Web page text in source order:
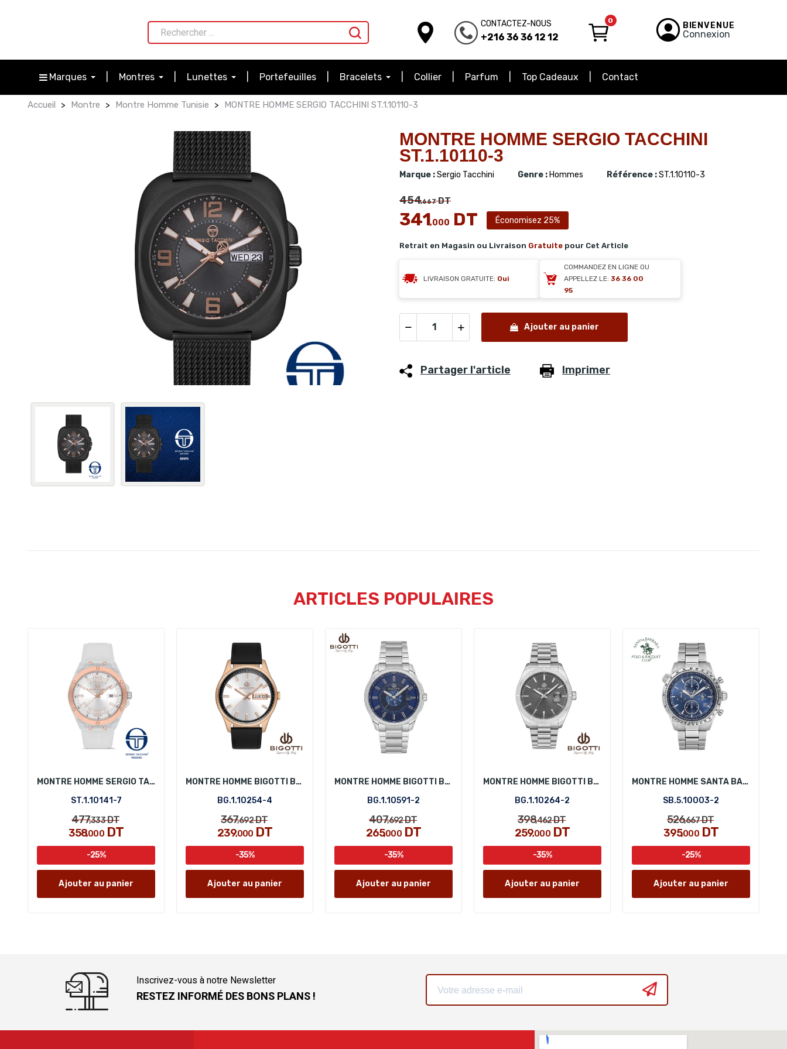
CONTACTEZ-NOUS
+216 36 36 12 12
0 BIENVENUE
Connexion
Marques Montres Lunettes Portefeuilles Bracelets Collier Parfum Top Cadeaux Contact
Accueil Montre Montre Homme Tunisie MONTRE HOMME SERGIO TACCHINI ST.1.10110-3
MONTRE HOMME SERGIO TACCHINI
ST.1.10110-3
Marque :Sergio Tacchini Genre : Hommes Référence :ST.1.10110-3
454,667DT
341,000 DT Économisez 25%
Retrait en Magasin ou Livraison Gratuite pour Cet Article
LIVRAISON GRATUITE: Oui
COMMANDEZ EN LIGNE OU
APPELLEZ LE: 36 36 00
95
Ajouter au panier
Partager l'article Imprimer
ARTICLES POPULAIRES
MONTRE HOMME SERGIO TACCHINI ST.1.10141-7
ST.1.10141-7
477,333DT
358,000DT
-25%
Ajouter au panier
MONTRE HOMME BIGOTTI BG.1.10254-4
BG.1.10254-4
367,692DT
239,000 DT
-35%
Ajouter au panier
MONTRE HOMME BIGOTTI BG.1.10591-2
BG.1.10591-2
407,692DT
265,000DT
-35%
Ajouter au panier
MONTRE HOMME BIGOTTI BG.1.10264-2
BG.1.10264-2
398,462DT
259,000DT
-35%
Ajouter au panier
MONTRE HOMME SANTA BARBARA POLO SB.5.10003-2
SB.5.10003-2
526,667DT
395,000DT
-25%
Ajouter au panier
Inscrivez-vous à notre Newsletter
RESTEZ INFORMÉ DES BONS PLANS !